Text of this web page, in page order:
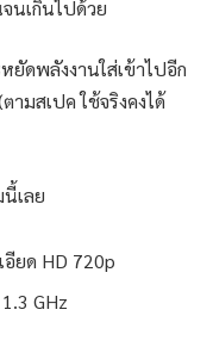
นเกินไปด้วย
ดพลังงานใส่เข้าไปอีก
ามสเปค ใช้จริงคงได้
เลย
ยด HD 720p
GHz